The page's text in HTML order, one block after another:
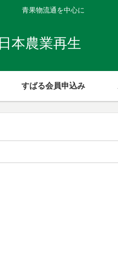
青果物流通を中心に
日本農業再生
すばる会員申込み